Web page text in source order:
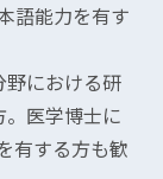
語能力を有す
野における研
医学博士に
有する方も歓